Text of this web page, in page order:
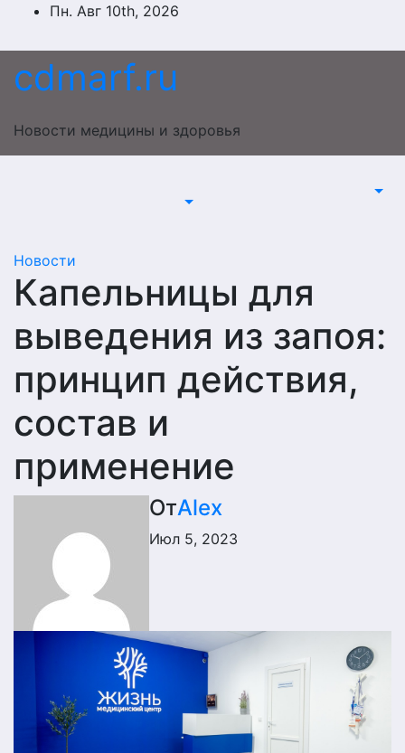
Перейти
содержимому
Пн. Авг 10th, 2026
cdmarf.ru
Новости медицины и здоровья
Новости
Капельницы для
выведения из запоя:
принцип действия,
состав и
применение
ОтAlex
Июл 5, 2023